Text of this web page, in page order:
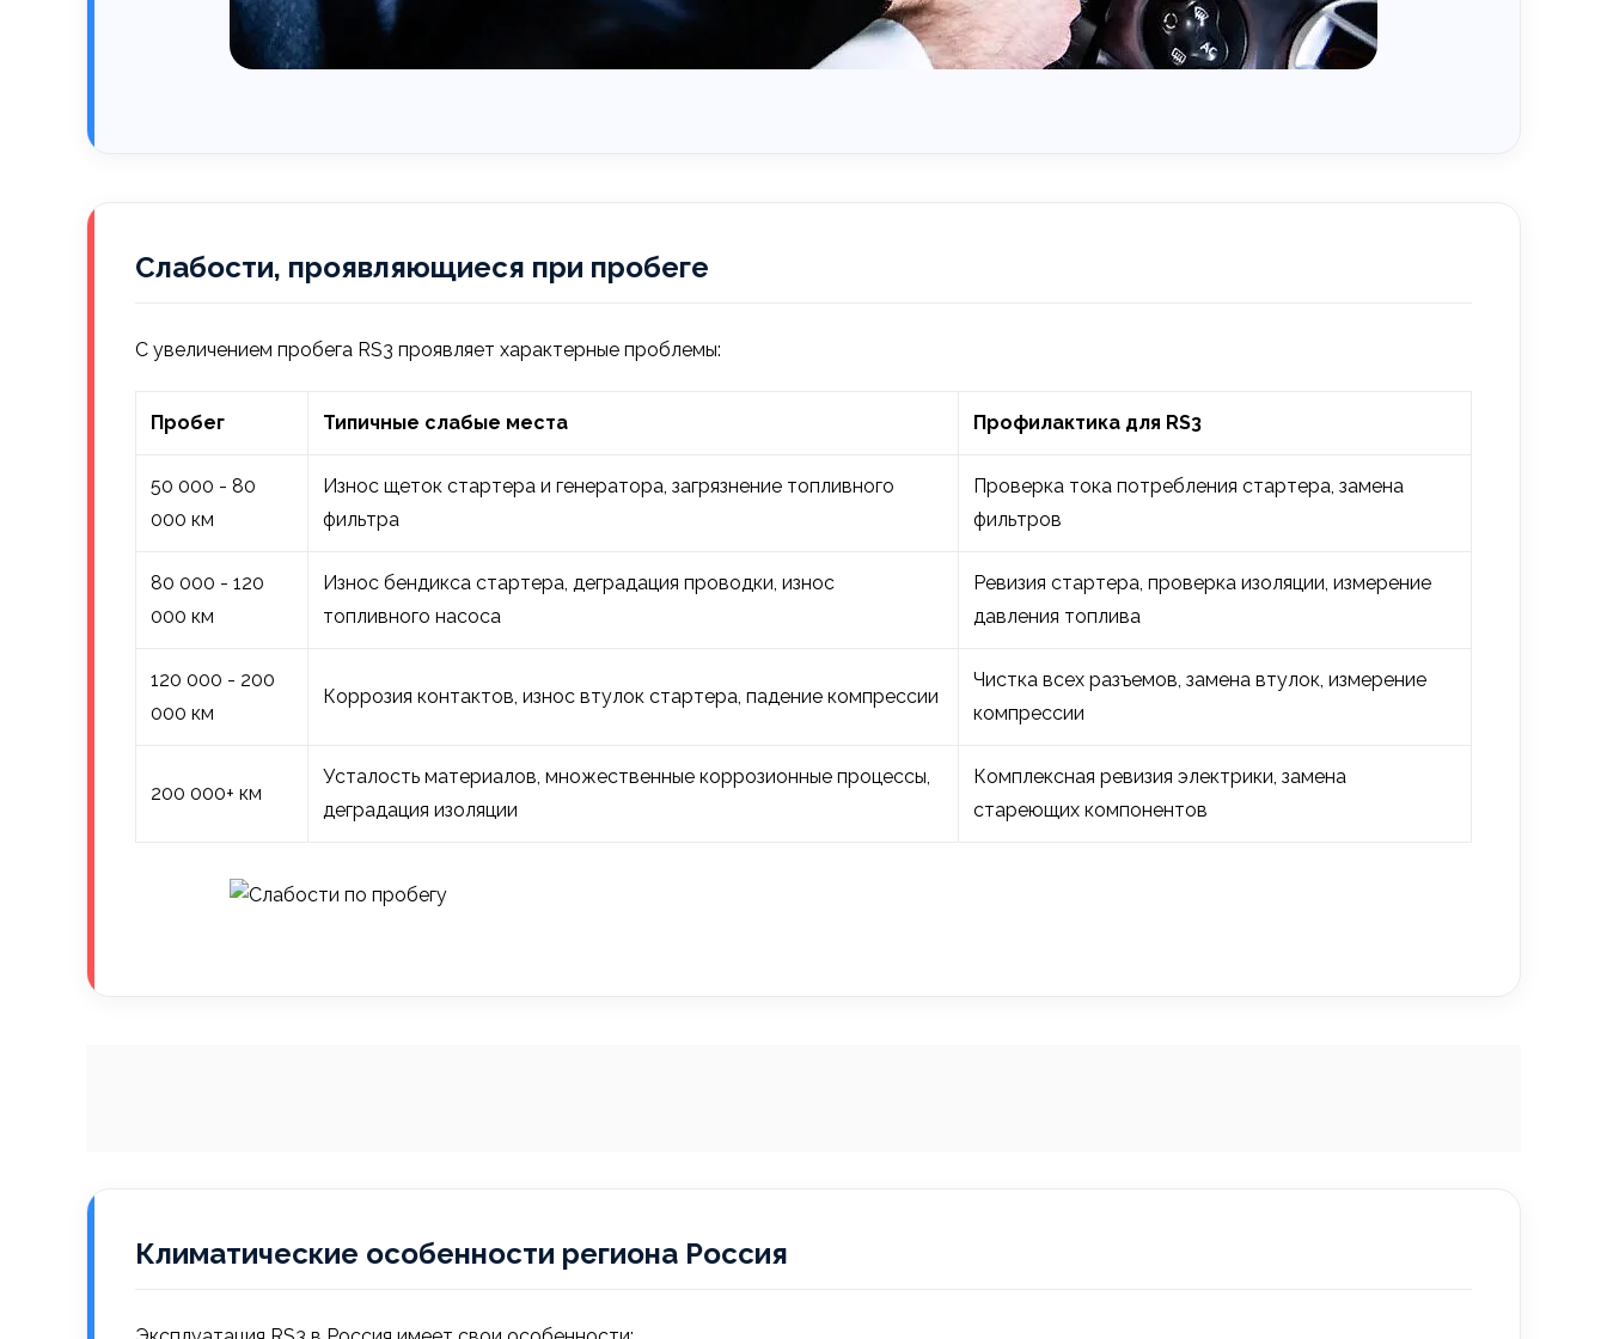
Слабости, проявляющиеся при пробеге
С увеличением пробега RS3 проявляет характерные проблемы:
Пробег Типичные слабые места Профилактика для RS3
50 000 - 80
000 км
Износ щеток стартера и генератора, загрязнение топливного
фильтра
Проверка тока потребления стартера, замена
фильтров
80 000 - 120
000 км
Износ бендикса стартера, деградация проводки, износ
топливного насоса
Ревизия стартера, проверка изоляции, измерение
давления топлива
120 000 - 200
000 км
Коррозия контактов, износ втулок стартера, падение компрессии
Чистка всех разъемов, замена втулок, измерение
компрессии
200 000+ км
Усталость материалов, множественные коррозионные процессы,
деградация изоляции
Комплексная ревизия электрики, замена
стареющих компонентов
Климатические особенности региона Россия